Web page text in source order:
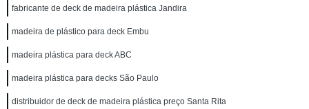
fabricante de deck de madeira plástica Jandira
madeira de plástico para deck Embu
madeira plástica para deck ABC
madeira plástica para decks São Paulo
distribuidor de deck de madeira plástica preço Santa Rita